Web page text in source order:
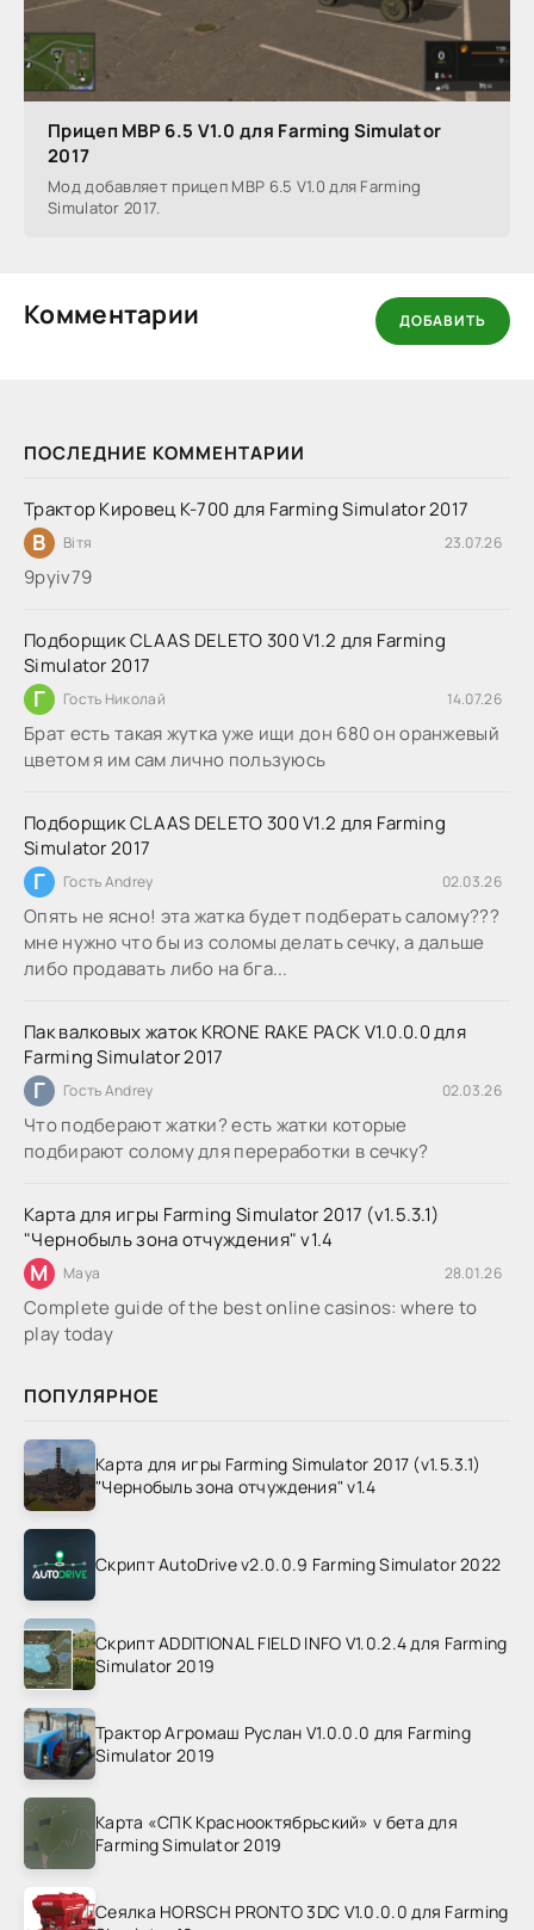
ПОСЛЕДНИЕ КОММЕНТАРИИ
Трактор Кировец К-700 для Farming Simulator 2017
В Вітя 23.07.26
9руіv79
Подборщик CLAAS DELETO 300 V1.2 для Farming
Simulator 2017
Г Гость Николай 14.07.26
Брат есть такая жутка уже ищи дон 680 он оранжевый
цветом я им сам лично пользуюсь
Подборщик CLAAS DELETO 300 V1.2 для Farming
Simulator 2017
Г Гость Andrey 02.03.26
Опять не ясно! эта жатка будет подберать салому???
мне нужно что бы из соломы делать сечку, а дальше
либо продавать либо на бга...
Пак валковых жаток KRONE RAKE PACK V1.0.0.0 для
Farming Simulator 2017
Г Гость Andrey 02.03.26
Что подберают жатки? есть жатки которые
подбирают солому для переработки в сечку?
Карта для игры Farming Simulator 2017 (v1.5.3.1)
"Чернобыль зона отчуждения" v1.4
M Maya 28.01.26
Complete guide of the best online casinos: where to
play today
Прицеп MBP 6.5 V1.0 для Farming Simulator
2017
Мод добавляет прицеп MBP 6.5 V1.0 для Farming
Simulator 2017.
Комментарии ДОБАВИТЬ
ПОПУЛЯРНОЕ
Карта для игры Farming Simulator 2017 (v1.5.3.1)
"Чернобыль зона отчуждения" v1.4
Скрипт AutoDrive v2.0.0.9 Farming Simulator 2022
Скрипт ADDITIONAL FIELD INFO V1.0.2.4 для Farming
Simulator 2019
Трактор Агромаш Руслан V1.0.0.0 для Farming
Simulator 2019
Карта «СПК Краснооктябрьский» v бета для
Farming Simulator 2019
Сеялка HORSCH PRONTO 3DC V1.0.0.0 для Farming